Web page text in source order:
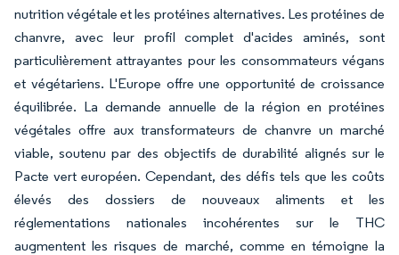
nutrition végétale et les protéines alternatives. Les protéines de
chanvre, avec leur profil complet d'acides aminés, sont
particulièrement attrayantes pour les consommateurs végans
et végétariens. L'Europe offre une opportunité de croissance
équilibrée. La demande annuelle de la région en protéines
végétales offre aux transformateurs de chanvre un marché
viable, soutenu par des objectifs de durabilité alignés sur le
Pacte vert européen. Cependant, des défis tels que les coûts
élevés des dossiers de nouveaux aliments et les
réglementations nationales incohérentes sur le THC
augmentent les risques de marché, comme en témoigne la